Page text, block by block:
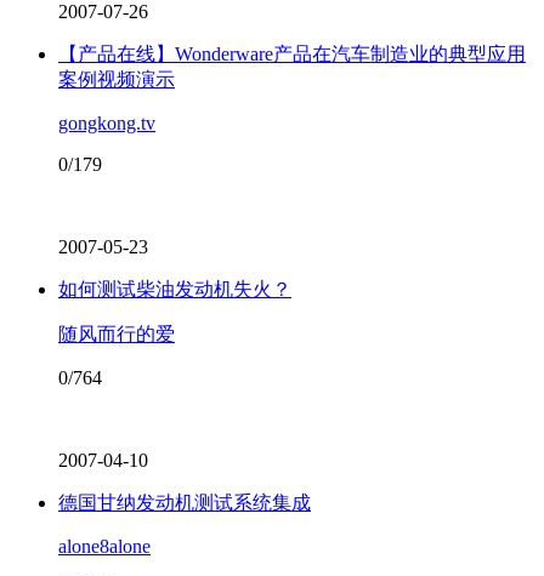
2007-07-26
【产品在线】Wonderware产品在汽车制造业的典型应用
案例视频演示
gongkong.tv
0/179
2007-05-23
如何测试柴油发动机失火？
随风而行的爱
0/764
2007-04-10
德国甘纳发动机测试系统集成
alone8alone